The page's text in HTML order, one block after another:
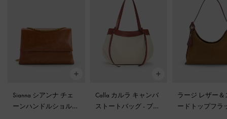
Sianna シアンナ チェ
ーンハンドルショルダ
Calla カルラ キャンバ
ストートバッグ- ブリ
ラージ レザー＆
ードトップフラ